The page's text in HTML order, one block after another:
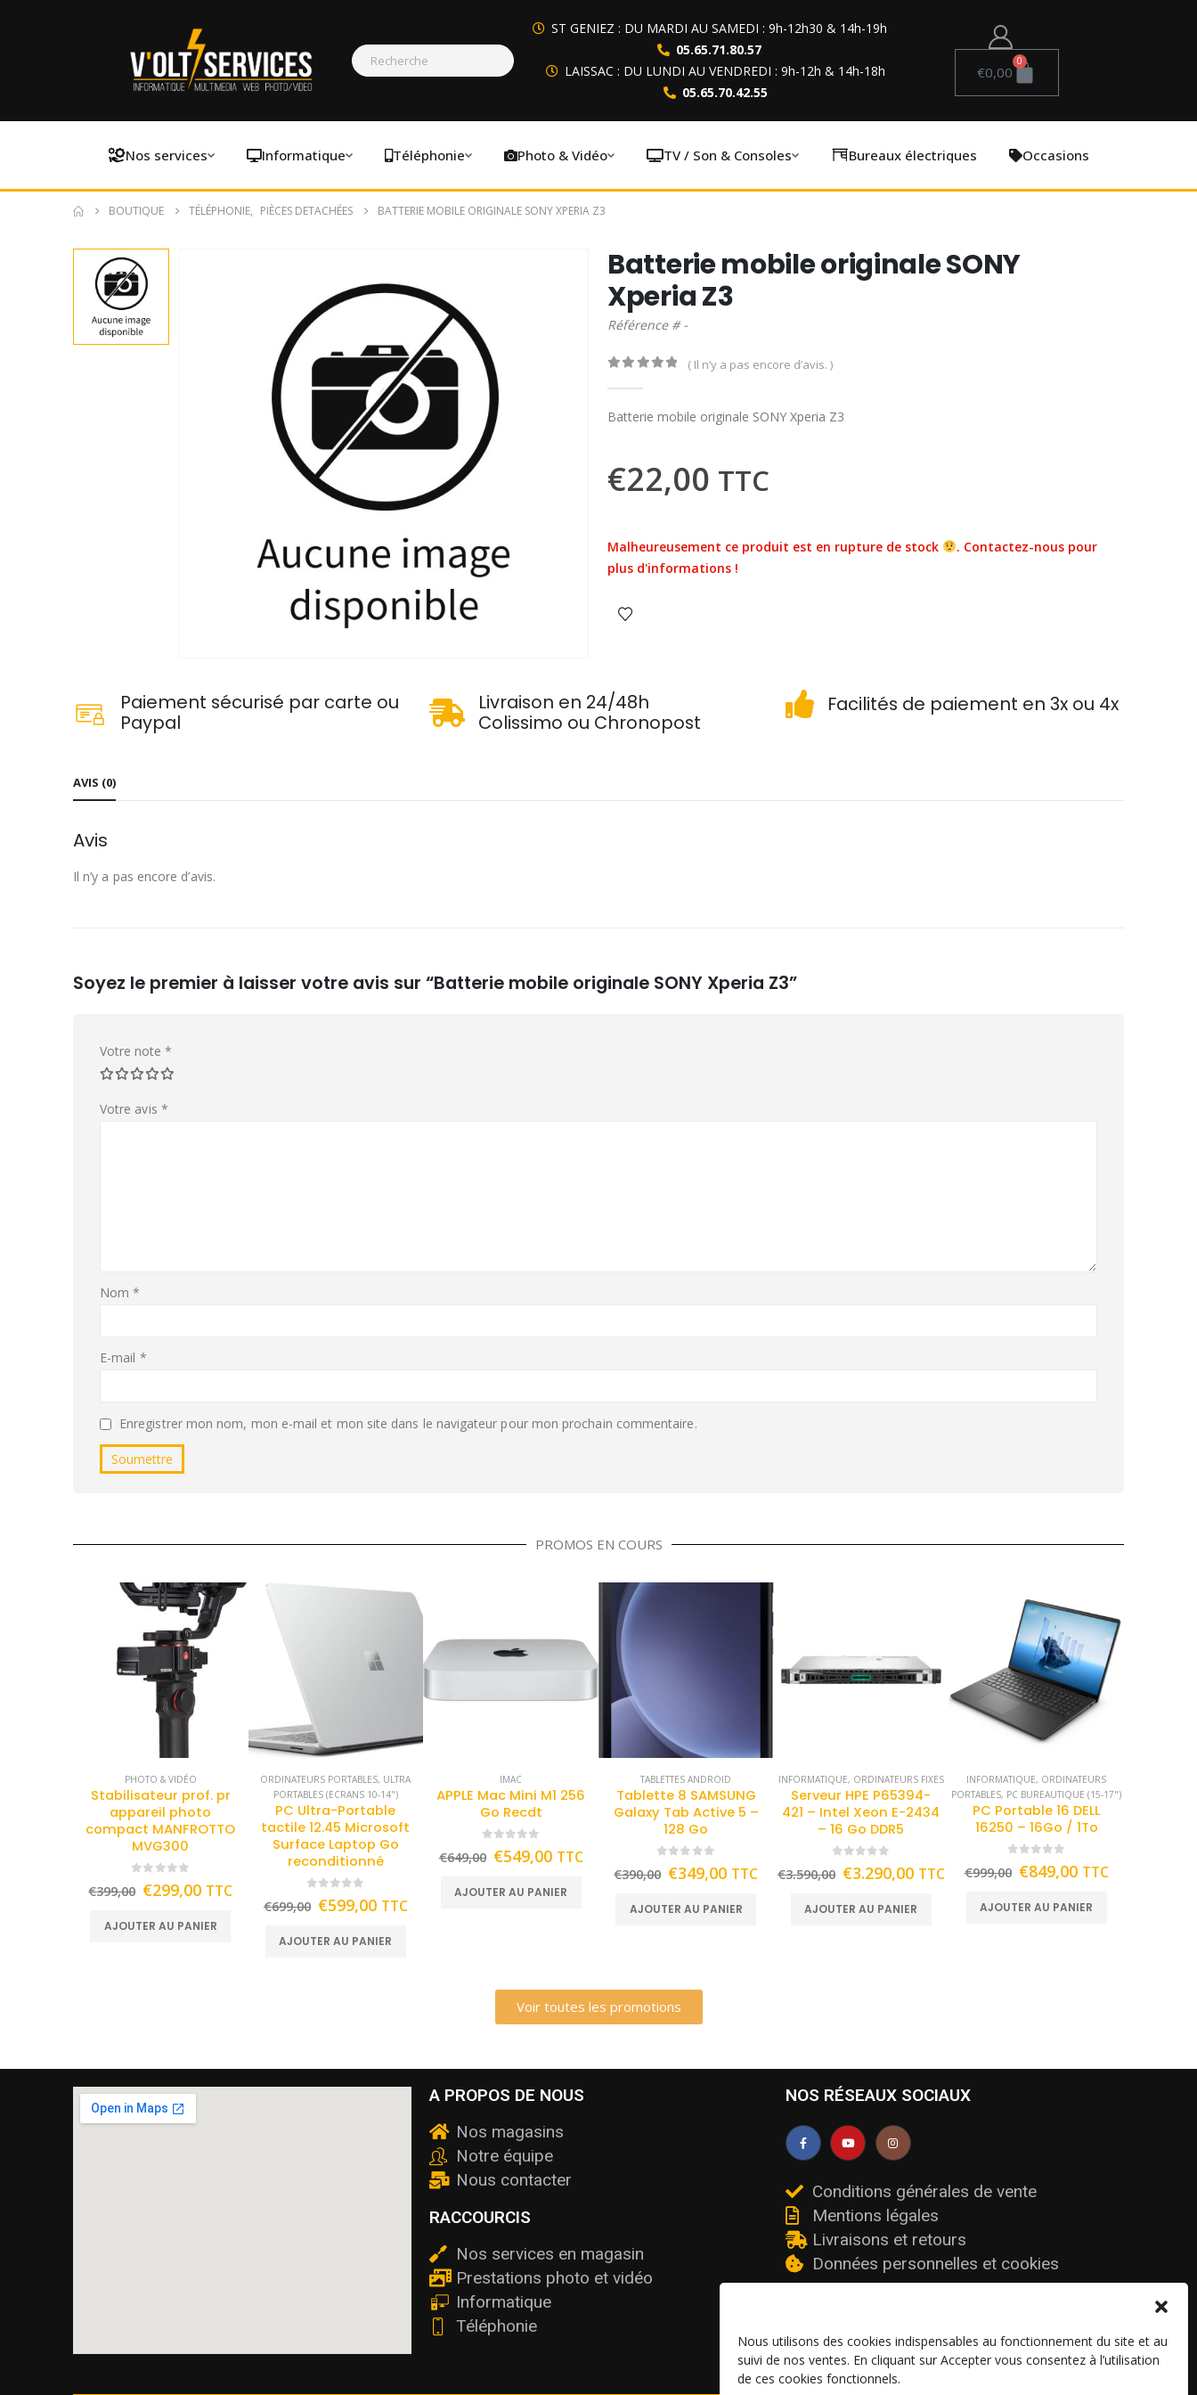
Nous utilisons des cookies indispensables au fonctionnement du site et au
suivi de nos ventes. En cliquant sur Accepter vous consentez à l’utilisation
de ces cookies fonctionnels.
ST GENIEZ : DU MARDI AU SAMEDI : 9h-12h30 & 14h-19h
05.65.71.80.57
LAISSAC : DU LUNDI AU VENDREDI : 9h-12h & 14h-18h
05.65.70.42.55
€0,00
0
Nos services Informatique Téléphonie Photo & Vidéo TV / Son & Consoles Bureaux électriques Occasions
BOUTIQUE TÉLÉPHONIE, PIÈCES DETACHÉES BATTERIE MOBILE ORIGINALE SONY XPERIA Z3
Batterie mobile originale SONY
Xperia Z3
Référence # -
( Il n’y a pas encore d’avis. )
Batterie mobile originale SONY Xperia Z3
€22,00 TTC
Malheureusement ce produit est en rupture de stock
. Contactez-nous pour
plus d'informations !
Paiement sécurisé par carte ou
Paypal
Livraison en 24/48h
Colissimo ou Chronopost
Facilités de paiement en 3x ou 4x
AVIS (0)
Avis
Il n’y a pas encore d’avis.
Soyez le premier à laisser votre avis sur “Batterie mobile originale SONY Xperia Z3”
Votre note *
Votre avis *
Nom*
E-mail *
Enregistrer mon nom, mon e-mail et mon site dans le navigateur pour mon prochain commentaire.
PROMOS EN COURS
PHOTO & VIDÉO
Stabilisateur prof. pr
appareil photo
compact MANFROTTO
MVG300
€399,00 €299,00 TTC
AJOUTER AU PANIER
ORDINATEURS PORTABLES, ULTRA
PORTABLES (ECRANS 10-14")
PC Ultra-Portable
tactile 12.45 Microsoft
Surface Laptop Go
reconditionné
€699,00 €599,00 TTC
AJOUTER AU PANIER
IMAC
APPLE Mac Mini M1 256
Go Recdt
€649,00 €549,00 TTC
AJOUTER AU PANIER
TABLETTES ANDROID
Tablette 8 SAMSUNG
Galaxy Tab Active 5 –
128 Go
€390,00 €349,00 TTC
AJOUTER AU PANIER
INFORMATIQUE, ORDINATEURS FIXES
Serveur HPE P65394-
421 – Intel Xeon E-2434
– 16 Go DDR5
€3.590,00 €3.290,00 TTC
AJOUTER AU PANIER
INFORMATIQUE, ORDINATEURS
PORTABLES, PC BUREAUTIQUE (15-17")
PC Portable 16 DELL
16250 – 16Go / 1To
€999,00 €849,00 TTC
AJOUTER AU PANIER
Voir toutes les promotions
A PROPOS DE NOUS
Nos magasins
Notre équipe
Nous contacter
RACCOURCIS
Nos services en magasin
Prestations photo et vidéo
Informatique
Téléphonie
NOS RÉSEAUX SOCIAUX
Conditions générales de vente
Mentions légales
Livraisons et retours
Données personnelles et cookies